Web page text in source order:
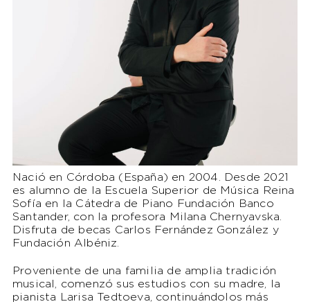
Nació en Córdoba (España) en 2004. Desde 2021
es alumno de la Escuela Superior de Música Reina
Sofía en la Cátedra de Piano Fundación Banco
Santander, con la profesora Milana Chernyavska.
Disfruta de becas Carlos Fernández González y
Fundación Albéniz.
Proveniente de una familia de amplia tradición
musical, comenzó sus estudios con su madre, la
pianista Larisa Tedtoeva, continuándolos más